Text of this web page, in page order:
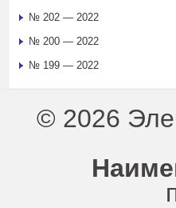
№ 202 — 2022
№ 200 — 2022
№ 199 — 2022
© 2026